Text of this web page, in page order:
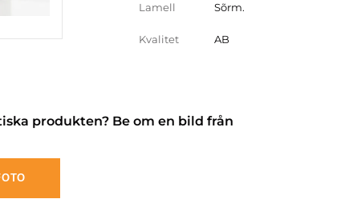
Lamell Sõrm.
Kvalitet AB
produkten? Be om en bild från